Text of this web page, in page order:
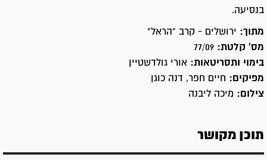
בנסיעה.
מתוך: ירושלים - קרב "הראל"
מס' קלטת:
בימוי ותסריטאות: אורי גולדשטיין
מפיקים: חיים חפר, דנה כוגן
צילום: מיכה ליבנה
תוכן מקושר